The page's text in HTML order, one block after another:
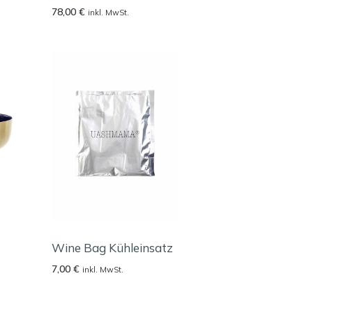
78,00€ inkl. MwSt.
Wine Bag Kühleinsatz
7,00€ inkl. MwSt.